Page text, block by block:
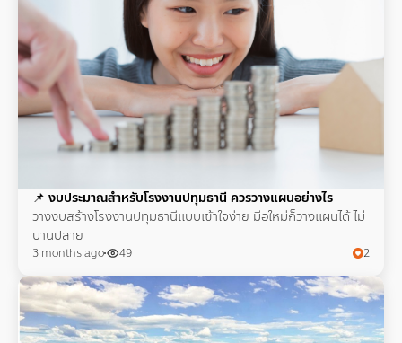
📌 งบประมาณสำหรับโรงงานปทุมธานี ควรวางแผนอย่างไร
วางงบสร้างโรงงานปทุมธานีแบบเข้าใจง่าย มือใหม่ก็วางแผนได้ ไม่
บานปลาย
3 months ago 49 2